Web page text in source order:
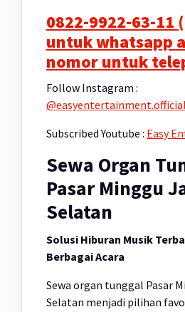
0822-9922-63-11
untuk whatsapp
nomor untuk
Follow Instagram :
@easyentertainment.official
Subscribed Youtube : Easy
Sewa Organ
Pasar Minggu
Selatan
Solusi Hiburan Musik
Berbagai Acara
Sewa organ tunggal Pasar
Selatan menjadi pilihan